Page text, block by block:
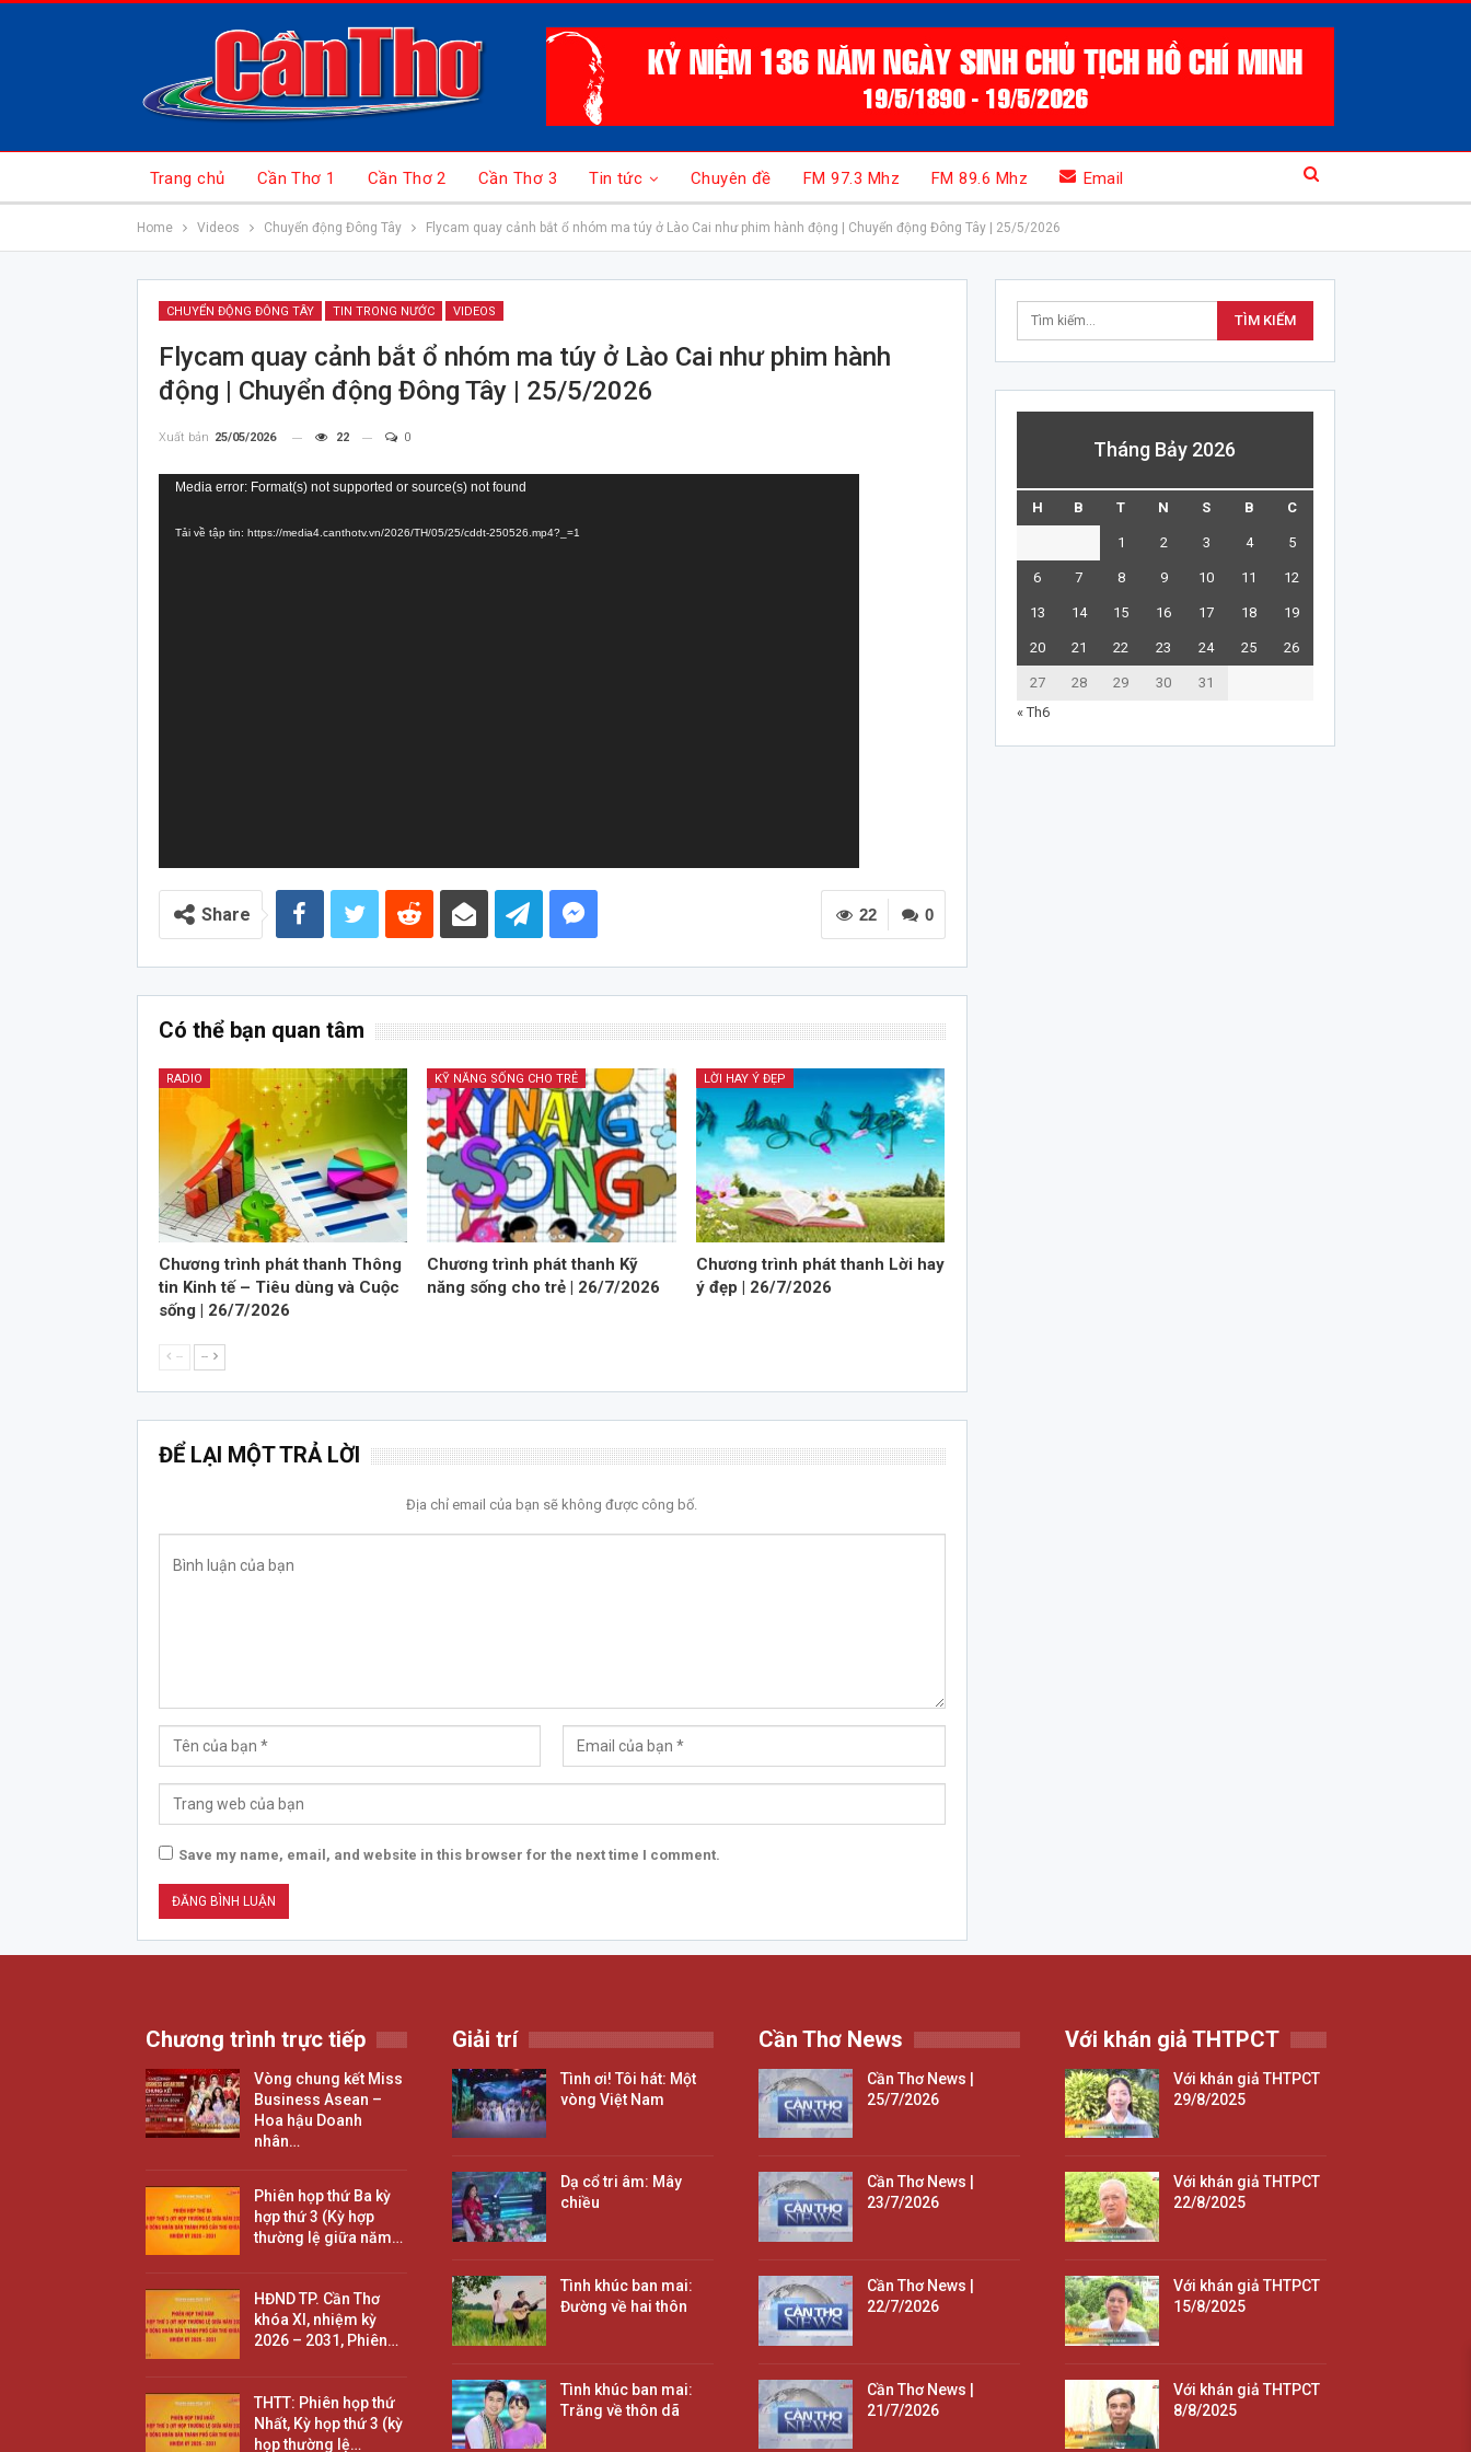
Trang chủ Cần Thơ 1 Cần Thơ 2 Cần Thơ 3 Tin tức Chuyên đề FM 97.3 Mhz FM 89.6 Mhz Email
Home Videos Chuyển động Đông Tây Flycam quay cảnh bắt ổ nhóm ma túy ở Lào Cai như phim hành động | Chuyển động Đông Tây | 25/5/2026
CHUYỂN ĐỘNG ĐÔNG TÂY TIN TRONG NƯỚC VIDEOS
Flycam quay cảnh bắt ổ nhóm ma túy ở Lào Cai như phim hành
động | Chuyển động Đông Tây | 25/5/2026
Xuất bản 25/05/2026 22 0
Trình
Video
Media error: Format(s) not supported or source(s) not found
Tải về tập tin: https://media4.canthotv.vn/2026/TH/05/25/cddt-250526.mp4?_=1
0
22
Share
Có thể bạn quan tâm
RADIO
Chương trình phát thanh Thông
tin Kinh tế – Tiêu dùng và Cuộc
sống | 26/7/2026
KỸ NĂNG SỐNG CHO TRẺ
Chương trình phát thanh Kỹ
năng sống cho trẻ | 26/7/2026
LỜI HAY Ý ĐẸP
Chương trình phát thanh Lời hay
ý đẹp | 26/7/2026
-- --
ĐỂ LẠI MỘT TRẢ LỜI
Địa chỉ email của bạn sẽ không được công bố.
Save my name, email, and website in this browser for the next time I comment.
Tháng Bảy 2026
H B T N S B C
1 2 3 4 5
6 7 8 9 10 11 12
13 14 15 16 17 18 19
20 21 22 23 24 25 26
27 28 29 30
31
« Th6
Chương trình trực tiếp
Vòng chung kết Miss
Business Asean –
Hoa hậu Doanh
nhân…
Phiên họp thứ Ba kỳ
hợp thứ 3 (Kỳ hợp
thường lệ giữa năm…
HĐND TP. Cần Thơ
khóa XI, nhiệm kỳ
2026 – 2031, Phiên…
THTT: Phiên họp thứ
Nhất, Kỳ họp thứ 3 (kỳ
họp thường lệ…
Giải trí
Tình ơi! Tôi hát: Một
vòng Việt Nam
Dạ cổ tri âm: Mây
chiều
Tình khúc ban mai:
Đường về hai thôn
Tình khúc ban mai:
Trăng về thôn dã
Cần Thơ News
Cần Thơ News |
25/7/2026
Cần Thơ News |
23/7/2026
Cần Thơ News |
22/7/2026
Cần Thơ News |
21/7/2026
Với khán giả THTPCT
Với khán giả THTPCT
29/8/2025
Với khán giả THTPCT
22/8/2025
Với khán giả THTPCT
15/8/2025
Với khán giả THTPCT
8/8/2025